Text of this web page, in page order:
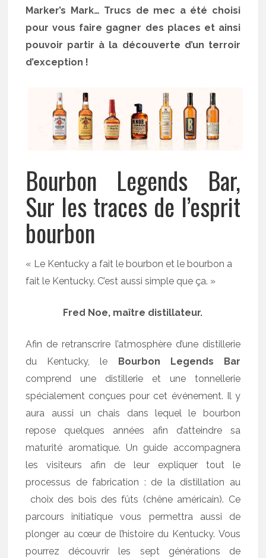
Marker’s Mark… Trucs de mec a été choisi
pour vous faire gagner des places et ainsi
pouvoir partir à la découverte d’un terroir
d’exception !
Bourbon Legends Bar,
Sur les traces de l’esprit
bourbon
« Le Kentucky a fait le bourbon et le bourbon a
fait le Kentucky. C’est aussi simple que ça. »
Fred Noe, maître distillateur.
Afin de retranscrire l’atmosphère d’une distillerie
du Kentucky, le Bourbon Legends Bar
comprend une distillerie et une tonnellerie
spécialement conçues pour cet événement. Il y
aura aussi un chais dans lequel le bourbon
repose quelques années afin d’atteindre sa
maturité aromatique. Un guide accompagnera
les visiteurs afin de leur expliquer tout le
processus de fabrication : de la distillation au
choix des bois des fûts (chêne américain). Ce
parcours initiatique vous permettra aussi de
plonger au cœur de l’histoire du Kentucky. Vous
pourrez découvrir les sept générations de